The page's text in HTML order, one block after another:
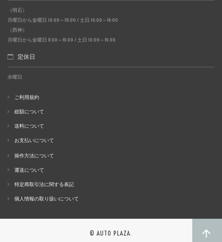
（明石）
月曜日から金曜日 10:00～18:00 / 土日 10:00～19:00
（西神）
月曜日から金曜日 11:00～19:00 / 土日 10:00～19:00
定休日
水曜日
ご利用規約
総額について
送料について
お支払いについて
操作方法について
運送について
特定商取引法に関する表記
個人情報の取り扱いについて
© AUTO PLAZA.